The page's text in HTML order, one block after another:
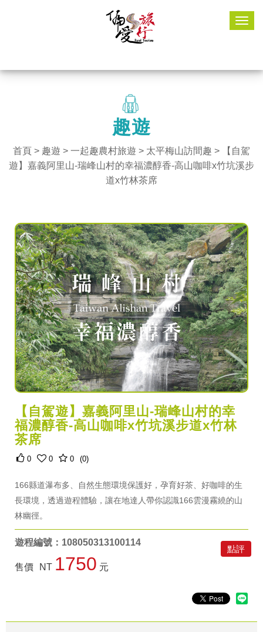
趣遊
首頁 > 趣遊 > 一起趣農村旅遊 > 太平梅山訪間趣 > 【自駕
遊】嘉義阿里山-瑞峰山村的幸福濃醇香-高山咖啡x竹坑溪步
道x竹林茶席
【自駕遊】嘉義阿里山-瑞峰山村的幸
福濃醇香-高山咖啡x竹坑溪步道x竹林
茶席
0 0 0 (0)
166縣道瀑布多、自然生態環境保護好，孕育好茶、好咖啡的生
長環境，透過遊程體驗，讓在地達人帶你認識166雲漫霧繞的山
林幽徑。
點評
遊程編號：108050313100114
售價 NT 1750 元